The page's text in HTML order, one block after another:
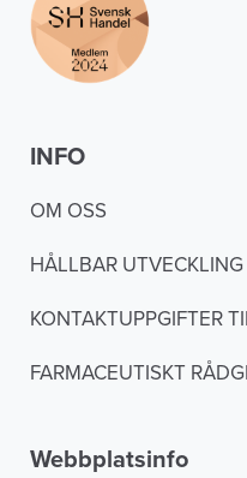
INFO
OM OSS
HÅLLBAR UTVECKLING
KONTAKTUPPGIFTER
FARMACEUTISKT
Webbplatsinfo